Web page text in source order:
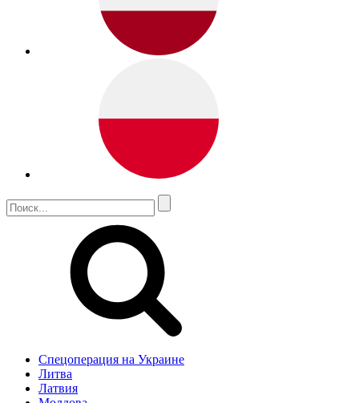
Спецоперация на Украине
Литва
Латвия